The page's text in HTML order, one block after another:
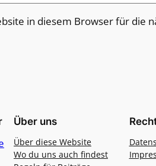
in diesem Browser für die
Über uns
Über diese Website
Wo du uns auch findest